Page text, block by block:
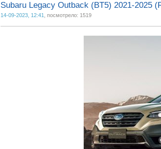
Subaru Legacy Outback (BT5) 2021-2025
14-09-2023, 12:41, посмотрело: 1519